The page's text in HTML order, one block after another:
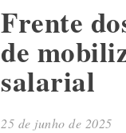
Frente
de
salarial
25 de junho de 2025